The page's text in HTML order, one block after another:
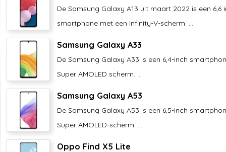
De Samsung Galaxy A13 uit maart 2022 is een 6,6
smartphone met een Infinity-V-scherm. ...
Samsung Galaxy A33
De Samsung Galaxy A33 is een 6,4-inch
Super AMOLED scherm. ...
Samsung Galaxy A53
De Samsung Galaxy A53 is een 6,5-inch
Super AMOLED-scherm. ...
Oppo Find X5 Lite